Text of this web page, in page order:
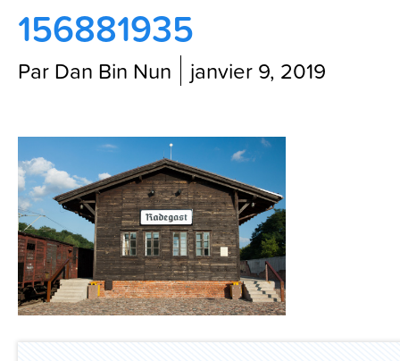
Blog
156881935
Par Dan Bin Nun janvier 9, 2019